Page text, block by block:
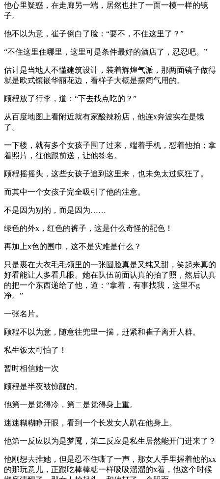
他心里疑惑，在走廊另一端，居然也挂了一面一模一样的镜
子。
他不以为意，崔子倒白了脸：“要不，不住这里了？”
“不住这里住哪里，这里可是条件最好的酒店了，忍忍吧。”
估计是当地人不懂建筑设计，装着辉煌气派，那两面镜子做得
就是欧式镶嵌华丽花边，看样子大概是摆阔气用的。
顾程放了行李，道：“下去找点吃的？”
从百度地图上看附近就有家酸辣粉店，他连x奔波实在是饿
了。
一下楼，就有多个女孩子围了过来，端着手机，怼着他拍；拿
着照片，往他跟前送，让他签名。
顾程摇摇头，这些女孩子追到这里来，也未免太过疯狂了。
而其中一个女孩子完全吸引了他的注意。
不是因为别的，而是因为……
绿色的外x，红色的裤子，这是什么奇怪的配色！
再加上x色的围巾，这不是灾难是什么？
只是裹在大衣毛毛领里的一张圆脸真是又纯又甜，笑起来真的
好看能让人多看几眼。她在队伍前面认真的拍了照，然后认真
的把一个东西递给了他，道：“拿着，有事找我，这里不g
净。”
一张名片。
顾程不以为意，随意往兜里一揣，赶紧和崔子离开人群。
私生饭太可怕了！
暂时相信她一次
顾程是半夜被惊醒的。
他第一是觉得冷，第二是觉得身上重。
迷迷糊糊睁开眼，看到一个长发女人趴在他身上。
他第一反应以为是梦魇，第二反应是私生居然能开门进来了？
他刚想去推她，但是忍不住嘶了一声，那女人手里握着他的xx
的那玩意儿，正跟吃棒棒糖一样吸吸溜溜的x着，他这个时候